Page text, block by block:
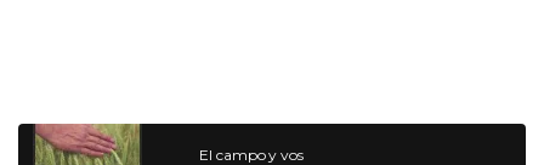
El campo y vos